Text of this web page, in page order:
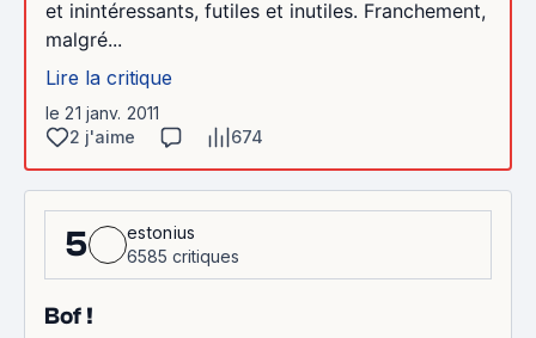
et inintéressants, futiles et inutiles. Franchement,
malgré...
Lire la critique
le 21 janv. 2011
2 j'aime
674
5
estonius
6585 critiques
Bof !